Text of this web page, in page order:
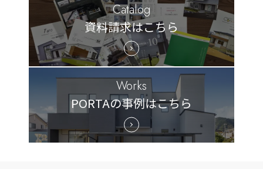
Catalog
資料請求はこちら
Works
PORTAの事例はこちら